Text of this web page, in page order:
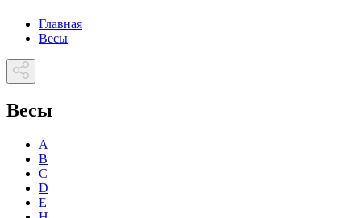
Главная
Весы
Весы
A
B
C
D
E